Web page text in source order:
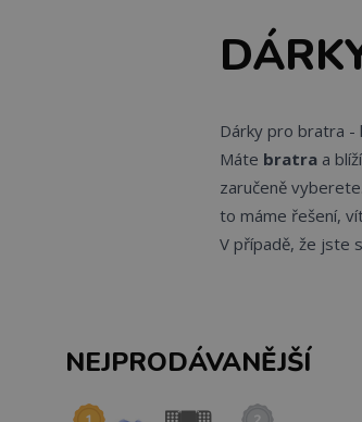
Dárky pro bratra -
Máte bratra a
zaručeně vyberete.
to máme řešení,
V případě, že jste
NEJPRODÁVANĚJŠÍ